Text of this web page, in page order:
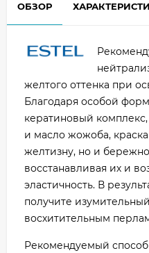
ОБЗОР
желтого оттенка при
Благодаря особой
кератиновый
и масло жожоба,
желтизну, но и
восстанавливая их и
эластичность. В
получите
восхитительным
Рекомендуемый